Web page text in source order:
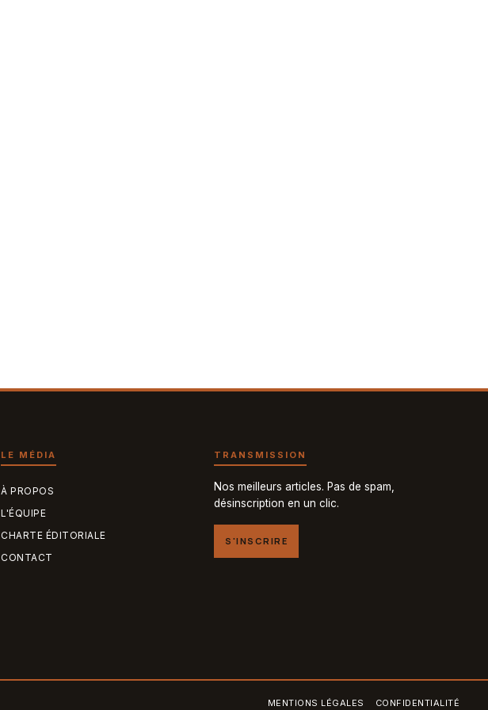
LE MÉDIA
À PROPOS
L'ÉQUIPE
CHARTE ÉDITORIALE
CONTACT
TRANSMISSION
Nos meilleurs articles. Pas de spam,
désinscription en un clic.
S'INSCRIRE
MENTIONS LÉGALES CONFIDENTIALITÉ